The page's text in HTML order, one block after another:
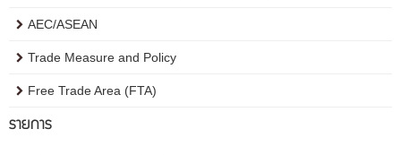
AEC/ASEAN
Trade Measure and Policy
Free Trade Area (FTA)
รายการ